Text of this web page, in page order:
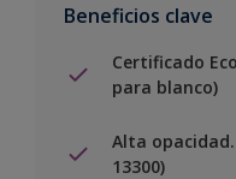
Beneficios clave
Certificado
para blanco)
Alta opacidad.
13300)